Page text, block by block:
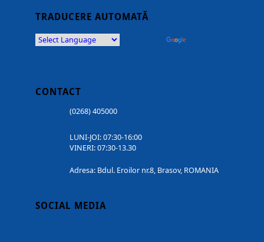
TRADUCERE AUTOMATĂ
CONTACT
(0268) 405000
LUNI-JOI: 07:30-16:00
VINERI: 07:30-13.30
Adresa: Bdul. Eroilor nr.8, Brasov, ROMANIA
SOCIAL MEDIA